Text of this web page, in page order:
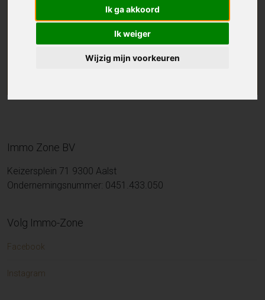
Ik ga akkoord
Ik weiger
Wijzig mijn voorkeuren
Maak hier een zoekprofiel aan en we houden u op
de hoogte van passend aanbod.
Immo Zone BV
Keizersplein 71 9300 Aalst
Ondernemingsnummer: 0451.433.050
Volg Immo-Zone
Facebook
Instagram